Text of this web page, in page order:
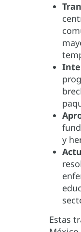
y
Estas